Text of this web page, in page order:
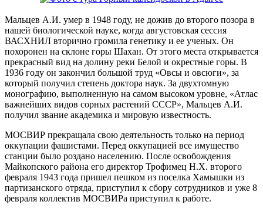
Мальцев А.И. умер в 1948 году, не дожив до второго позора в
нашей биологической науке, когда августовская сессия
ВАСХНИЛ вторично громила генетику и ее ученых. Он
похоронен на склоне горы Шахан. От этого места открывается
прекрасный вид на долину реки Белой и окрестные горы. В
1936 году он закончил большой труд «Овсы и овсюги», за
который получил степень доктора наук. За двухтомную
монографию, выполненную на самом высоком уровне, «Атлас
важнейших видов сорных растений СССР», Мальцев А.И.
получил звание академика и мировую известность.
МОСВИР прекращала свою деятельность только на период
оккупации фашистами. Перед оккупацией все имущество
станции было роздано населению. После освобождения
Майкопского района его директор Трофимец Н.Х. второго
февраля 1943 года пришел пешком из поселка Хамышки из
партизанского отряда, приступил к сбору сотрудников и уже 8
февраля коллектив МОСВИРа приступил к работе.